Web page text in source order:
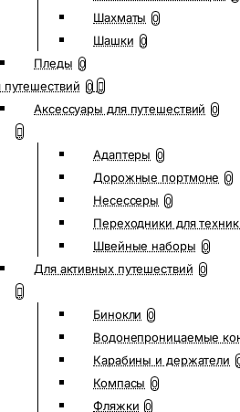
Шахматы 0
Шашки 0
Пледы 0
путешествий 0
Аксессуары для путешествий 0
Адаптеры 0
Дорожные портмоне 0
Несессеры 0
Переходники для
Швейные наборы 0
Для активных путешествий 0
Бинокли 0
Водонепроницаемые
Карабины и держатели
Компасы 0
Фляжки 0